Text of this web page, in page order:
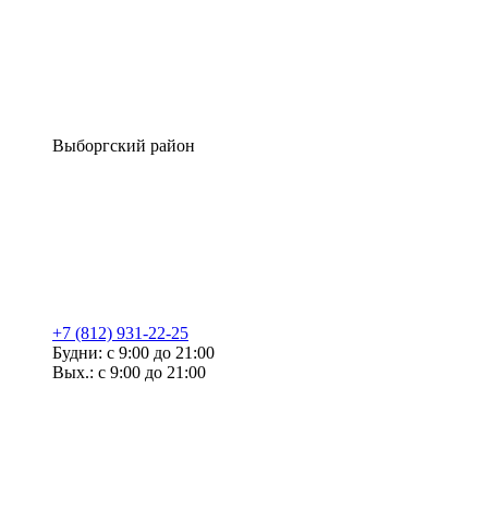
Выборгский район
+7 (812) 931-22-25
Будни: с 9:00 до 21:00
Вых.: с 9:00 до 21:00